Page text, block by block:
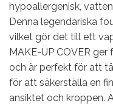
hypoallergenisk,
Denna legendariska
vilket gör det till ett
MAKE-UP COVER
och är perfekt för att
för att säkerställa en
ansiktet och kroppen.